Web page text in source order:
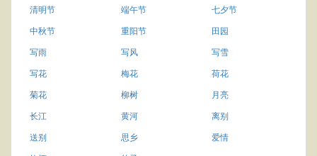
清明节
端午节
七夕节
中秋节
重阳节
田园
写雨
写风
写雪
写花
梅花
荷花
菊花
柳树
月亮
长江
黄河
离别
送别
思乡
爱情